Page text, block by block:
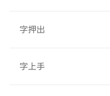
字押出
字上手